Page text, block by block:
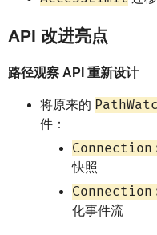
API 改进亮点
路径观察 API 重新设计
将原来的
件：
快照
化事件流